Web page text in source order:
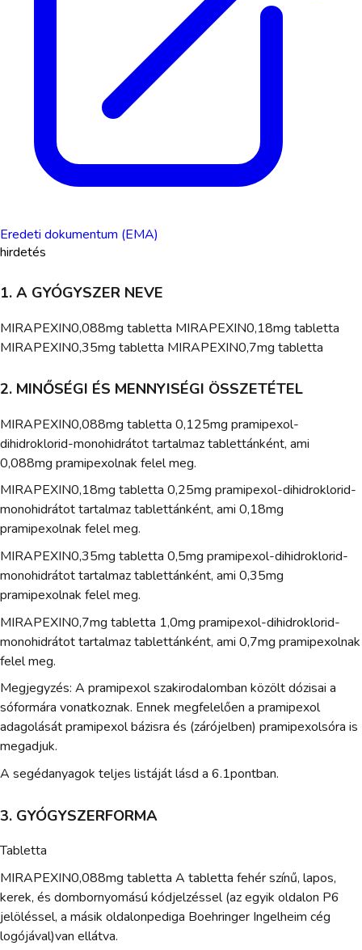
Eredeti dokumentum (EMA)
hirdetés
1. A GYÓGYSZER NEVE
MIRAPEXIN0,088mg tabletta MIRAPEXIN0,18mg tabletta
MIRAPEXIN0,35mg tabletta MIRAPEXIN0,7mg tabletta
2. MINŐSÉGI ÉS MENNYISÉGI ÖSSZETÉTEL
MIRAPEXIN0,088mg tabletta 0,125mg pramipexol-
dihidroklorid-monohidrátot tartalmaz tablettánként, ami
0,088mg pramipexolnak felel meg.
MIRAPEXIN0,18mg tabletta 0,25mg pramipexol-dihidroklorid-
monohidrátot tartalmaz tablettánként, ami 0,18mg
pramipexolnak felel meg.
MIRAPEXIN0,35mg tabletta 0,5mg pramipexol-dihidroklorid-
monohidrátot tartalmaz tablettánként, ami 0,35mg
pramipexolnak felel meg.
MIRAPEXIN0,7mg tabletta 1,0mg pramipexol-dihidroklorid-
monohidrátot tartalmaz tablettánként, ami 0,7mg pramipexolnak
felel meg.
Megjegyzés: A pramipexol szakirodalomban közölt dózisai a
sóformára vonatkoznak. Ennek megfelelően a pramipexol
adagolását pramipexol bázisra és (zárójelben) pramipexolsóra is
megadjuk.
A segédanyagok teljes listáját lásd a 6.1pontban.
3. GYÓGYSZERFORMA
Tabletta
MIRAPEXIN0,088mg tabletta A tabletta fehér színű, lapos,
kerek, és dombornyomású kódjelzéssel (az egyik oldalon P6
jelöléssel, a másik oldalonpediga Boehringer Ingelheim cég
logójával)van ellátva.